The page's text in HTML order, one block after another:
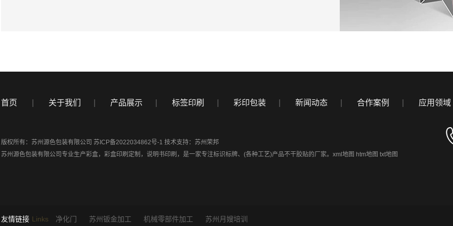
首页 关于我们 产品展示 标签印刷 彩印包装 新闻动态 合作案例 应用领域
版权所有：苏州源色包装有限公司 苏ICP备2022034862号-1 技术支持： 苏州荣邦
苏州源色包装有限公司专业生产彩盒， 彩盒印刷定制 ， 说明书印刷 ，是一家专注标识标牌、(各种工艺)产品不干胶贴的厂家。 xml地图 htm地图 txt地图
友情链接 Links 净化门 苏州钣金加工 机械零部件加工 苏州月嫂培训